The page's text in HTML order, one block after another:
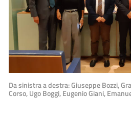
Da sinistra a destra: Giuseppe Bozzi,
Corso, Ugo Boggi, Eugenio Giani,